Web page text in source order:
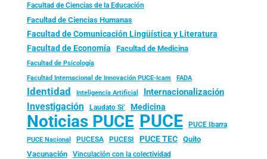
Facultad de Ciencias de la Educación
Facultad de Ciencias Humanas
Facultad de Comunicación Lingüística y Literatura
Facultad de Economía Facultad de Medicina
Facultad de Psicología
Facultad Internacional de Innovación PUCE-Icam FADA
Identidad Inteligencia Artificial Internacionalización
Investigación Laudato Si’ Medicina
Noticias PUCE PUCE PUCE Ibarra
PUCE Nacional PUCESA PUCESI PUCE TEC
Quito
Vacunación
Vinculación con la colectividad